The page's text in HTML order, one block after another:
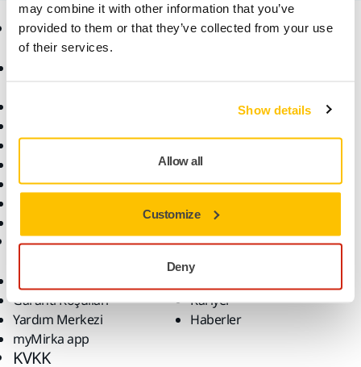
may combine it with other information that you’ve
provided to them or that they’ve collected from your use
of their services.
Show details
Allow all
Customize
Deny
Ürünler
Öne Çıkanlar
Süper Aşındırıcılar
Zımparalar ve Bileşikler
Uzmanlık
Çözümler
Destek
Garanti Koşulları
Yardım Merkezi
myMirka app
Firma
Kariyer
Haberler
KVKK